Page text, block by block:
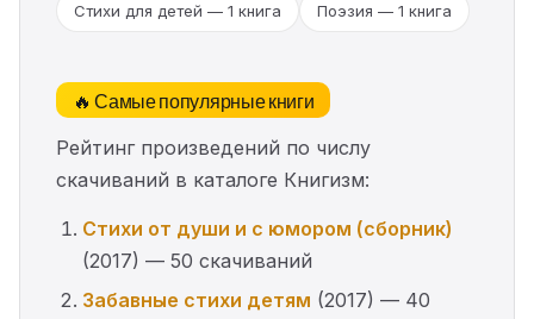
Стихи для детей — 1 книга Поэзия — 1 книга
🔥 Самые популярные книги
Рейтинг произведений по числу
скачиваний в каталоге Книгизм:
Стихи от души и с юмором (сборник)
(2017) — 50 скачиваний
Забавные стихи детям (2017) — 40